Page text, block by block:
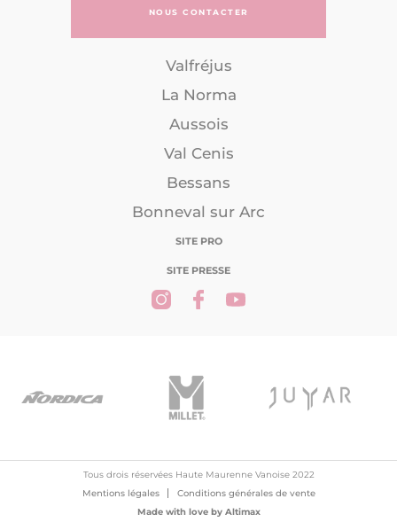
NOUS CONTACTER
Valfréjus
La Norma
Aussois
Val Cenis
Bessans
Bonneval sur Arc
SITE PRO
SITE PRESSE
Tous drois réservées Haute Maurenne Vanoise 2022
Mentions légales
Conditions générales de vente
Made with love by Altimax